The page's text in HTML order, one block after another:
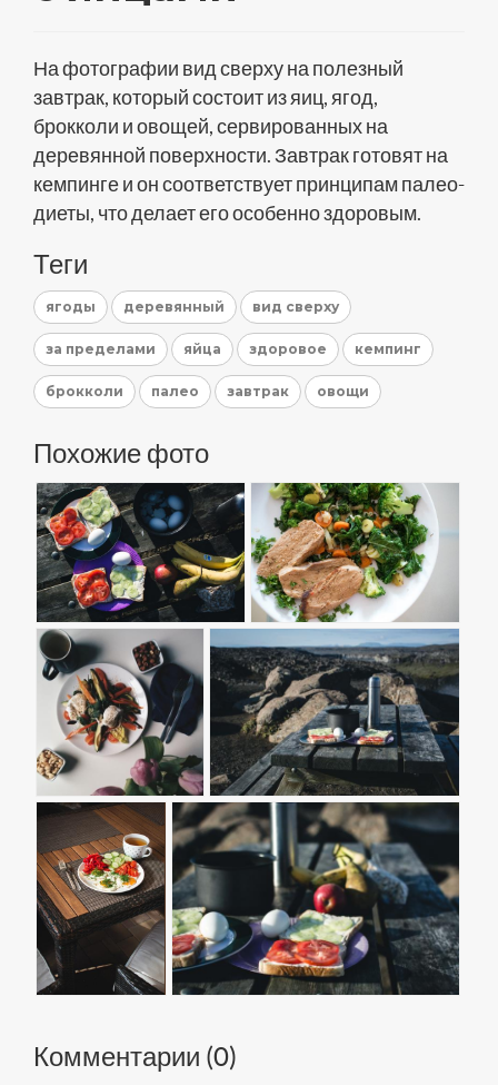
На фотографии вид сверху на полезный
завтрак, который состоит из яиц, ягод,
брокколи и овощей, сервированных на
деревянной поверхности. Завтрак готовят на
кемпинге и он соответствует принципам палео-
диеты, что делает его особенно здоровым.
Теги
ягоды деревянный вид сверху
за пределами яйца здоровое кемпинг
брокколи палео завтрак овощи
Похожие фото
Комментарии (0)